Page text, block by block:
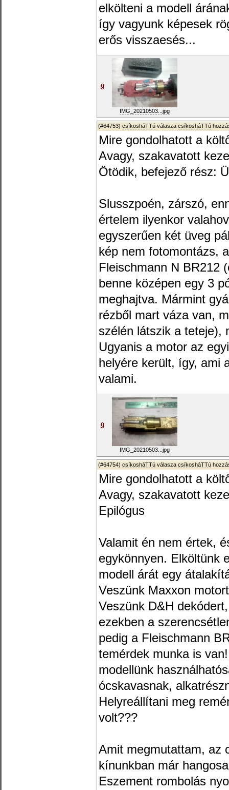
elkölteni a modell
így vagyunk képesek
erős visszaesés...
IMG_20210503...jpg
(#64753) csíkosháTTú válasza csíkosháTTú
Mire gondolhatott a
Avagy, szakavatott
Ötödik, befejező rész:
Slusszpoén, zárszó,
értelem ilyenkor
egyszerűen két üveg
kép nem fotomontázs,
Fleischmann N BR212
benne középen egy 3
meghajtva. Mármint
rézből mart váza van,
szélén látszik a teteje),
Ugyanis a motor az
helyére került, így, ami
valami.
IMG_20210503...jpg
(#64754) csíkosháTTú válasza csíkosháTTú
Mire gondolhatott a
Avagy, szakavatott
Epilógus
Valamit én nem értek,
egykönnyen. Elköltünk
modell árát egy
Veszünk Maxxon
Veszünk D&H
ezekben a
pedig a Fleischmann
temérdek munka is
modellünk
ócskavasnak,
Helyreállítani meg
volt???
Amit megmutattam, az
kínunkban már
Eszement rombolás